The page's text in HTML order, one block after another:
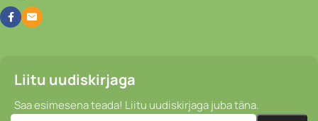
Liitu uudiskirjaga
Saa esimesena teada! Liitu uudiskirjaga juba täna.